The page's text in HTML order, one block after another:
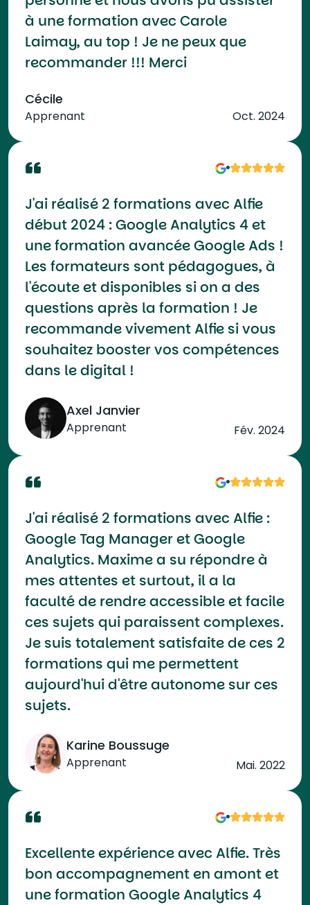
à une formation avec Carole
Laimay, au top ! Je ne peux que
recommander !!! Merci
Cécile
Apprenant Oct. 2024
J'ai réalisé 2 formations avec Alfie
début 2024 : Google Analytics 4 et
une formation avancée Google Ads !
Les formateurs sont pédagogues, à
l'écoute et disponibles si on a des
questions après la formation ! Je
recommande vivement Alfie si vous
souhaitez booster vos compétences
dans le digital !
Axel Janvier
Apprenant Fév. 2024
J'ai réalisé 2 formations avec Alfie :
Google Tag Manager et Google
Analytics. Maxime a su répondre à
mes attentes et surtout, il a la
faculté de rendre accessible et facile
ces sujets qui paraissent complexes.
Je suis totalement satisfaite de ces 2
formations qui me permettent
aujourd'hui d'être autonome sur ces
sujets.
Karine Boussuge
Apprenant Mai. 2022
Excellente expérience avec Alfie. Très
bon accompagnement en amont et
une formation Google Analytics 4